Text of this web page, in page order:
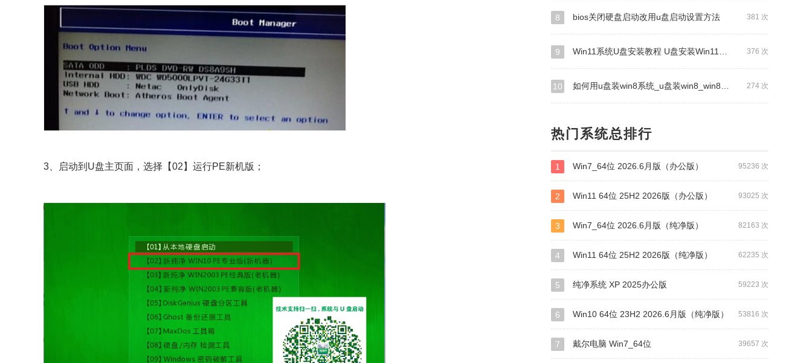
3、启动到U盘主页面，选择【02】运行PE新机版；
381 次
8 bios关闭硬盘启动改用u盘启动设置方法
376 次
9 Win11系统U盘安装教程 U盘安装Win11系统详细图文教程
274 次
10 如何用u盘装win8系统_u盘装win8_win8系统安装教程_新纯净启动
热门系统总排行
95236 次
1 Win7_64位 2026.6月版（办公版）
93025 次
2 Win11 64位 25H2 2026版（办公版）
82163 次
3 Win7_64位 2026.6月版（纯净版）
62235 次
4 Win11 64位 25H2 2026版（纯净版）
59223 次
5 纯净系统 XP 2025办公版
53816 次
6 Win10 64位 23H2 2026.6月版（纯净版）
39657 次
7 戴尔电脑 Win7_64位